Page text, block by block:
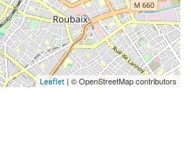
Leaflet | © OpenStreetMap contributors